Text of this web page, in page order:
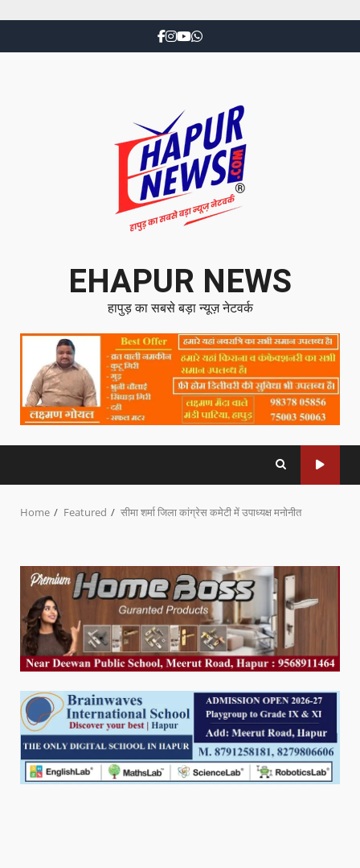
EHAPUR NEWS
हापुड़ का सबसे बड़ा न्यूज़ नेटवर्क
Home Featured सीमा शर्मा जिला कांग्रेस कमेटी में उपाध्यक्ष मनोनीत